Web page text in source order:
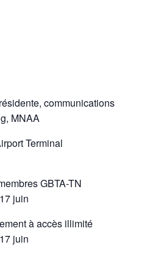
communications
MNAA
Terminal
GBTA-TN
juin
à accès illimité
juin